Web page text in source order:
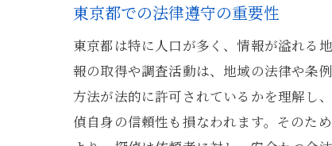
東京都での法律遵守の重要性
東京都は特に人口が多く、情報が溢れる
報の取得や調査活動は、地域の法律や条
方法が法的に許可されているかを理解し
偵自身の信頼性も損なわれます。そのた